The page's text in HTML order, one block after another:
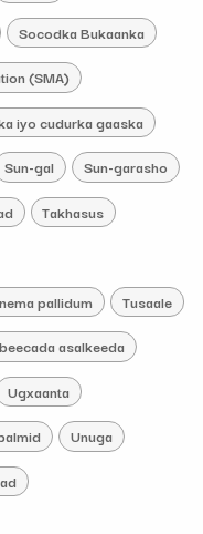
Socodka Bukaanka
(SMA)
iyo cudurka gaaska
Sun-gal Sun-garasho
Takhasus
pallidum Tusaale
asalkeeda
Ugxaanta
Unuga